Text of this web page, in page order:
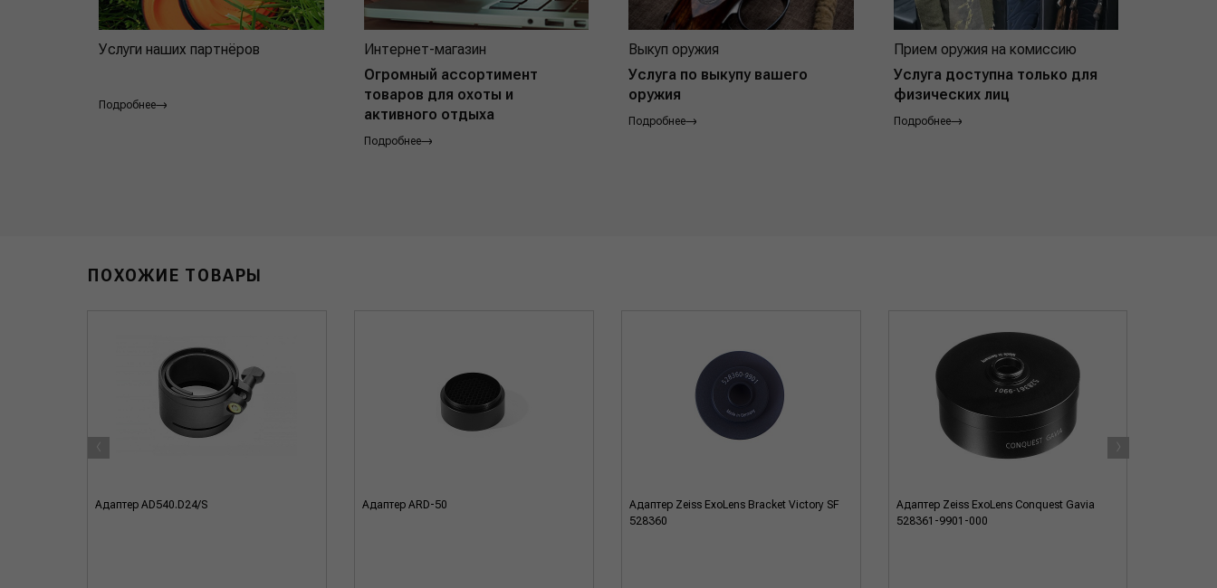
Услуги наших партнёров
Подробнее
Интернет-магазин
Огромный ассортимент
товаров для охоты и
активного отдыха
Подробнее
Выкуп оружия
Услуга по выкупу вашего
оружия
Подробнее
Прием оружия на комиссию
Услуга доступна только для
физических лиц
Подробнее
ПОХОЖИЕ ТОВАРЫ
Адаптер AD540.D24/S Адаптер ARD-50
Адаптер Zeiss ExoLens Bracket Victory SF
528360
Адаптер Zeiss ExoLens Conquest Gavia
528361-9901-000
‹ ›